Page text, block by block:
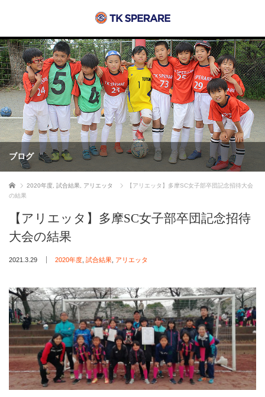
ブログ
ホーム 2020年度 試合結果 アリエッタ
【アリエッタ】多摩SC女子部卒団記念招待大会
の結果
【アリエッタ】多摩SC女子部卒団記念招待
大会の結果
2021.3.29 2020年度 試合結果 アリエッタ